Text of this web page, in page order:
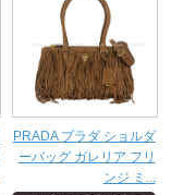
PRADA プラダ ショルダ
ーバッグ ガレリア フリ
ンジ ミ...